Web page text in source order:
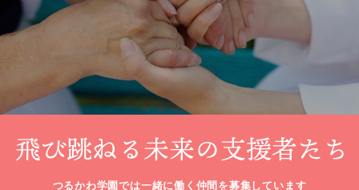
つるかわ学園では一緒に働く仲間を募集しています